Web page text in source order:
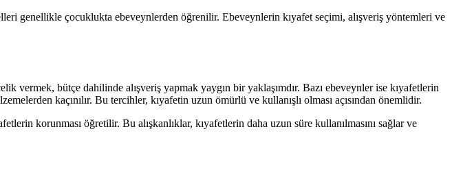
genellikle çocuklukta ebeveynlerden öğrenilir. Ebeveynlerin kıyafet seçimi, alışveriş yöntemleri ve
vermek, bütçe dahilinde alışveriş yapmak yaygın bir yaklaşımdır. Bazı ebeveynler ise kıyafetlerin
kaçınılır. Bu tercihler, kıyafetin uzun ömürlü ve kullanışlı olması açısından önemlidir.
korunması öğretilir. Bu alışkanlıklar, kıyafetlerin daha uzun süre kullanılmasını sağlar ve